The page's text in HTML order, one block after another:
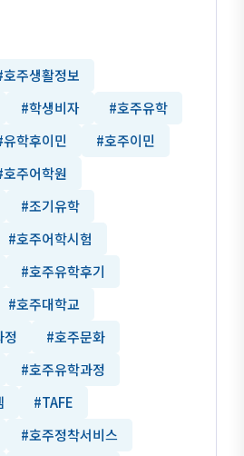
호주생활정보
#학생비자
#호주유학
유학후이민
#호주이민
호주어학원
#조기유학
#호주어학시험
#호주유학후기
#호주대학교
정
#호주문화
#호주유학과정
#TAFE
#호주정착서비스